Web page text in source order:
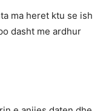
ma heret ktu se ish
dasht me ardhur